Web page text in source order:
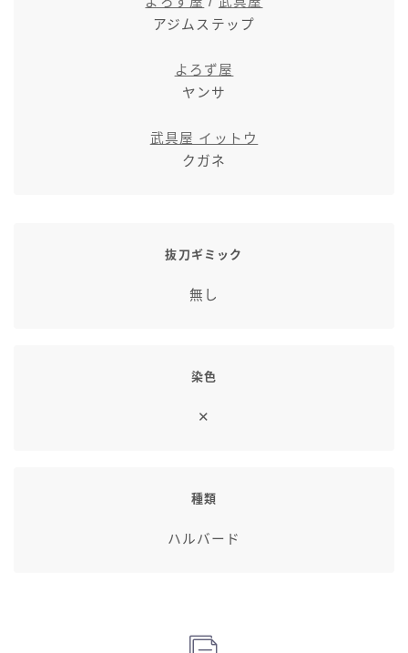
アジムステップ
よろず屋
ヤンサ
武具屋 イットウ
クガネ
抜刀ギミック
無し
染色
✕
種類
ハルバード